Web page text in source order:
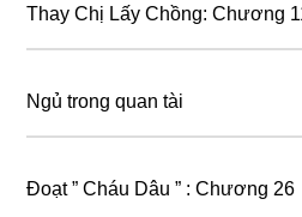
Thay Chị Lấy Chồng: Chương
Ngủ trong quan tài
Đoạt ” Cháu Dâu ” : Chương 26